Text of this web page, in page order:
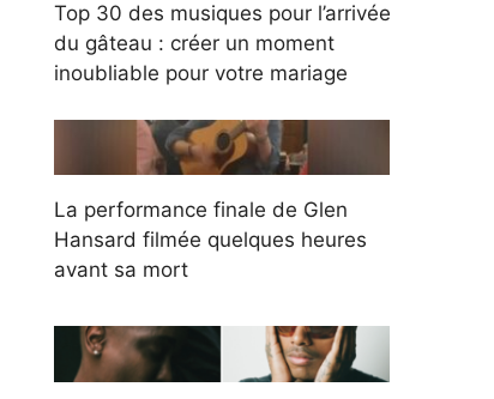
Top 30 des musiques pour l’arrivée
du gâteau : créer un moment
inoubliable pour votre mariage
La performance finale de Glen
Hansard filmée quelques heures
avant sa mort